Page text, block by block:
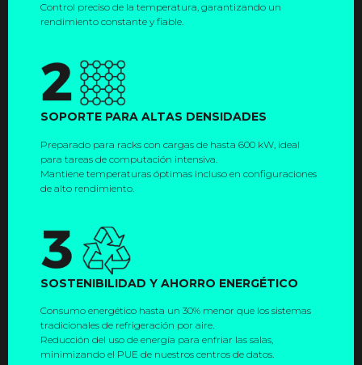
Control preciso de la temperatura, garantizando un
rendimiento constante y fiable.
SOPORTE PARA ALTAS DENSIDADES
Preparado para racks con cargas de hasta 600 kW, ideal
para tareas de computación intensiva.
Mantiene temperaturas óptimas incluso en configuraciones
de alto rendimiento.
SOSTENIBILIDAD Y AHORRO ENERGÉTICO
Consumo energético hasta un 30% menor que los sistemas
tradicionales de refrigeración por aire.
Reducción del uso de energía para enfriar las salas,
minimizando el PUE de nuestros centros de datos.